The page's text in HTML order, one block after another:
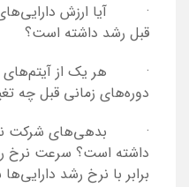
· آیا ارزش
قبل رشد داشته است؟
· هر یک از آیتم‌های
دوره‌های زمانی قبل چه
· بدهی‌های شرکت
داشته است؟ سرعت نرخ
برابر با نرخ رشد